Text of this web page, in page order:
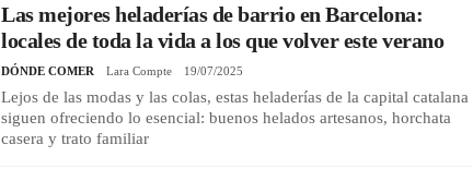
Las mejores heladerías de barrio en Barcelona:
locales de toda la vida a los que volver este verano
DÓNDE COMER Lara Compte 19/07/2025
Lejos de las modas y las colas, estas heladerías de la capital catalana
siguen ofreciendo lo esencial: buenos helados artesanos, horchata
casera y trato familiar